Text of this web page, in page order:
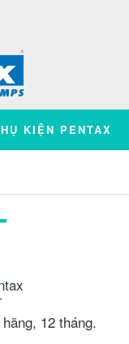
KIỆN PENTAX
12 tháng.